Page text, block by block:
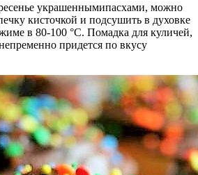
украшеннымипасхами, можно
кисточкой и подсушить в духовке
в 80-100 °С. Помадка для куличей,
придется по вкусу